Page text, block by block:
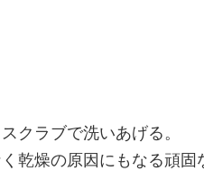
クラブで洗いあげる。
乾燥の原因にもなる頑固